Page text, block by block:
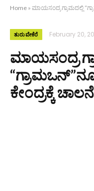
Home » ಮಾಯಸಂದ್ರ ಗ್ರಾಮದಲ್ಲಿ
ತುರುವೇಕೆರೆ February 20,
ಮಾಯಸಂದ್ರ
ಕೇಂದ್ರಕ್ಕೆ ಚಾಲನೆ